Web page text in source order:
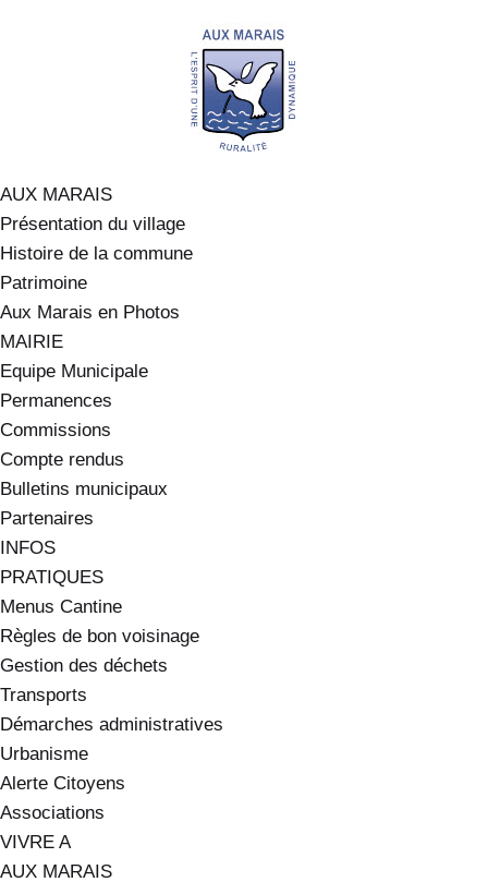
AUX MARAIS
Présentation du village
Histoire de la commune
Patrimoine
Aux Marais en Photos
MAIRIE
Equipe Municipale
Permanences
Commissions
Compte rendus
Bulletins municipaux
Partenaires
INFOS
PRATIQUES
Menus Cantine
Règles de bon voisinage
Gestion des déchets
Transports
Démarches administratives
Urbanisme
Alerte Citoyens
Associations
VIVRE A
AUX MARAIS